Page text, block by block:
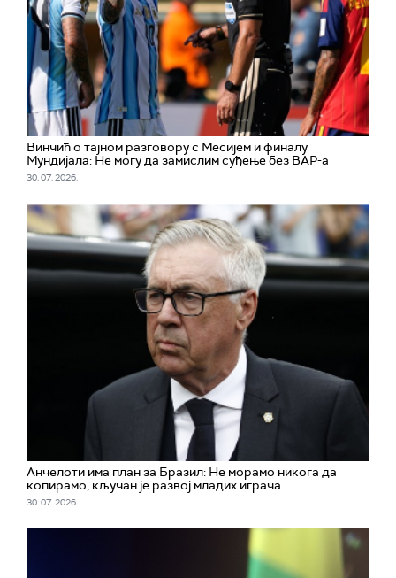
Винчић о тајном разговору с Месијем и финалу
Мундијала: Не могу да замислим суђење без ВАР-а
30. 07. 2026.
Aнчелоти има план за Бразил: Не морамо никога да
копирамо, кључан је развој младих играча
30. 07. 2026.